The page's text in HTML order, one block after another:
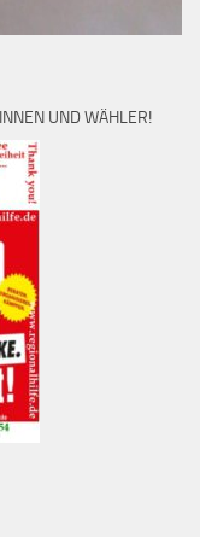
UND WÄHLER!